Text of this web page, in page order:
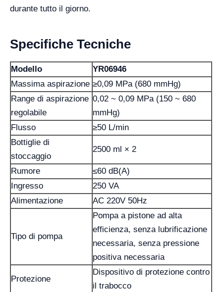
durante tutto il giorno.
Specifiche Tecniche
Modello
YR06946
Massima aspirazione ≥0,09 MPa (680 mmHg)
Range di aspirazione
regolabile
0,02 ~ 0,09 MPa (150 ~ 680
mmHg)
Flusso
≥50 L/min
Bottiglie di
stoccaggio
2500 ml × 2
Rumore
≤60 dB(A)
Ingresso
250 VA
Alimentazione
AC 220V 50Hz
Tipo di pompa
Pompa a pistone ad alta
efficienza, senza lubrificazione
necessaria, senza pressione
positiva necessaria
Protezione
Dispositivo di protezione contro
il trabocco